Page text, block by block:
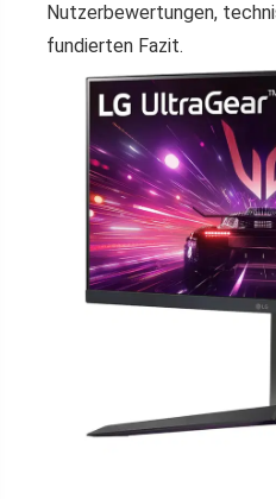
Nutzerbewertungen,
fundierten Fazit.